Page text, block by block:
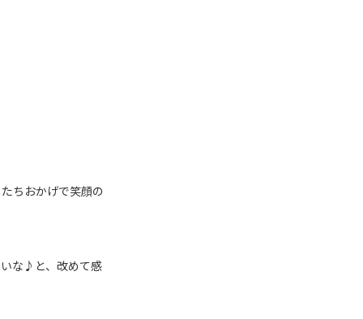
ちおかげで笑顔の
な♪と、改めて感